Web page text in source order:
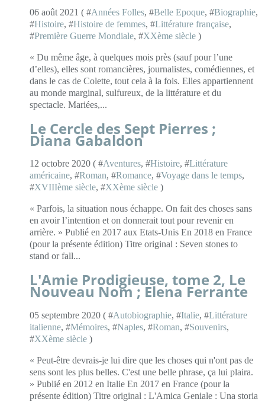
06 août 2021 ( #Années Folles, #Belle Epoque, #Biographie,
#Histoire, #Histoire de femmes, #Littérature française,
#Première Guerre Mondiale, #XXème siècle )
« Du même âge, à quelques mois près (sauf pour l’une
d’elles), elles sont romancières, journalistes, comédiennes, et
dans le cas de Colette, tout cela à la fois. Elles appartiennent
au monde marginal, sulfureux, de la littérature et du
spectacle. Mariées,...
Le Cercle des Sept Pierres ;
Diana Gabaldon
12 octobre 2020 ( #Aventures, #Histoire, #Littérature
américaine, #Roman, #Romance, #Voyage dans le temps,
#XVIIIème siècle, #XXème siècle )
« Parfois, la situation nous échappe. On fait des choses sans
en avoir l’intention et on donnerait tout pour revenir en
arrière. » Publié en 2017 aux Etats-Unis En 2018 en France
(pour la présente édition) Titre original : Seven stones to
stand or fall...
L'Amie Prodigieuse, tome 2, Le
Nouveau Nom ; Elena Ferrante
05 septembre 2020 ( #Autobiographie, #Italie, #Littérature
italienne, #Mémoires, #Naples, #Roman, #Souvenirs,
#XXème siècle )
« Peut-être devrais-je lui dire que les choses qui n'ont pas de
sens sont les plus belles. C'est une belle phrase, ça lui plaira.
» Publié en 2012 en Italie En 2017 en France (pour la
présente édition) Titre original : L'Amica Geniale : Una storia